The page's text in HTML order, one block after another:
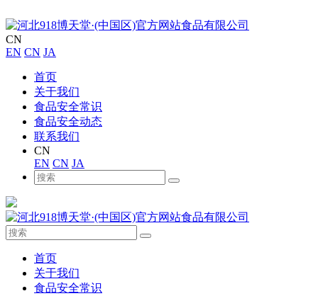
CN
EN CN JA
首页
关于我们
食品安全常识
食品安全动态
联系我们
CN
EN CN JA
首页
关于我们
食品安全常识